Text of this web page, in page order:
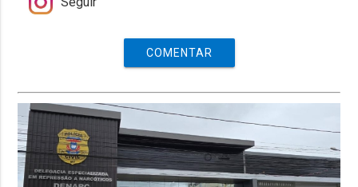
COMENTAR